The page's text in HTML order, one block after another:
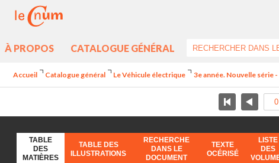
À PROPOS CATALOGUE GÉNÉRAL
Accueil Catalogue général Le Véhicule électrique 3e année. Nouvelle série
TABLE
DES
MATIÈRES
TABLE DES
ILLUSTRATIONS
RECHERCHE
DANS LE
DOCUMENT
TEXTE
OCÉRISÉ
LISTE
DES